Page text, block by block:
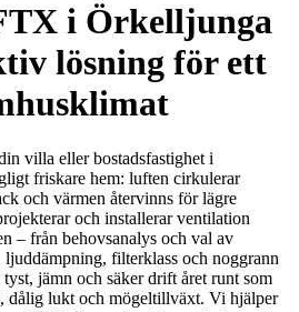
i Örkelljunga
lösning för ett
villa eller bostadsfastighet i
friskare hem: luften cirkulerar
och värmen återvinns för lägre
och installerar ventilation
– från behovsanalys och val av
filterklass och noggrann
jämn och säker drift året runt som
dålig lukt och mögeltillväxt. Vi hjälper